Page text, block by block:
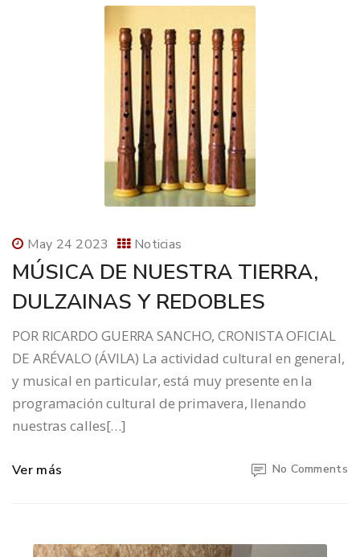
May 24 2023 Noticias
MÚSICA DE NUESTRA TIERRA,
DULZAINAS Y REDOBLES
POR RICARDO GUERRA SANCHO, CRONISTA OFICIAL
DE ARÉVALO (ÁVILA) La actividad cultural en general,
y musical en particular, está muy presente en la
programación cultural de primavera, llenando
nuestras calles[…]
Ver más No Comments